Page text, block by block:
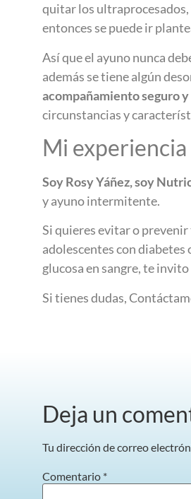
quitar los ultraprocesados,
entonces se puede ir
Así que el ayuno nunca
además se tiene algún
acompañamiento seguro
circunstancias y
Mi experiencia
Soy Rosy Yáñez, soy
y ayuno intermitente.
Si quieres evitar o
adolescentes con
glucosa en sangre, te
Si tienes dudas,
Deja un
Tu dirección de correo
Comentario *